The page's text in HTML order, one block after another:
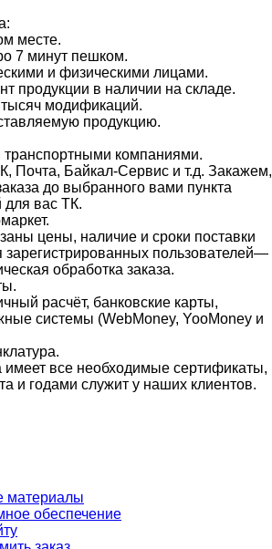
месте.
7 минут пешком.
и физическими лицами.
продукции в наличии на складе.
модификаций.
продукцию.
компаниями.
Почта, Байкал-Сервис и т.д. Закажем,
до выбранного вами пункта
для вас ТК.
цены, наличие и сроки поставки
зарегистрированных пользователей—
обработка заказа.
расчёт, банковские карты,
системы (WebMoney, YooMoney и
все необходимые сертификаты,
и годами служит у наших клиентов.
материалы
обеспечение